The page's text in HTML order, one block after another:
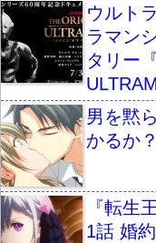
ウルト
ラマン
タリー
男を黙
かるか
『転生
1話 婚